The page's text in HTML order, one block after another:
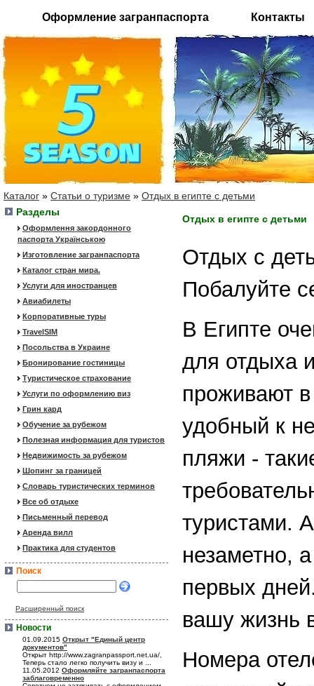
Оформление загранпаспорта Контакты
Каталог » Статьи о туризме » Отдых в египте с детьми
Разделы
Оформлення закордонного
паспорта Українською
Изготовление загранпаспорта
Каталог стран мира.
Услуги для иностранцев
Авиабилеты
Корпоративные туры
TravelSIM
Посольства в Украине
Бронирование гостиницы
Туристическое страхование
Услуги по оформлению виз
Грин кард
Обучение за рубежом
Полезная информация для туристов
Недвижимость за рубежом
Шопинг за границей
Словарь туристических терминов
Все об отдыхе
Письменный перевод
Аренда вилл
Практика для студентов
Поиск
Расширенный поиск
Новости
01.09.2015 Открыт "Единый центр
документов"
Открыт http://www.zagranpassport.net.ua/,
Теперь стало легко получить визу и ...
11.05.2012 Оформляйте загранпаспорта
заблаговременно
Отдых в египте с детьми
Отдых с
Побалуйте
В Египте
для отдыха
проживают
удобный к
пляжи -
туристами.
незаметно,
первых
вашу жизнь
Номера